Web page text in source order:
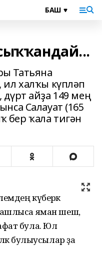
Татьяна
ил халҡы күпләп
айҙа 149 мең
Салауат (165
ҡала тигән
күберәк
яман шеш,
була. Юл
булыусылар ҙа